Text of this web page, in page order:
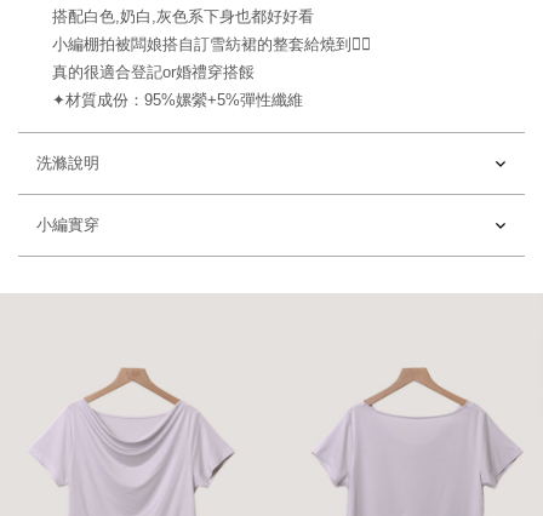
搭配白色,奶白,灰色系下身也都好好看
小編棚拍被闆娘搭自訂雪紡裙的整套給燒到❤️‍🔥
真的很適合登記or婚禮穿搭餒
✦材質成份：95%嫘縈+5%彈性纖維
洗滌說明
小編實穿